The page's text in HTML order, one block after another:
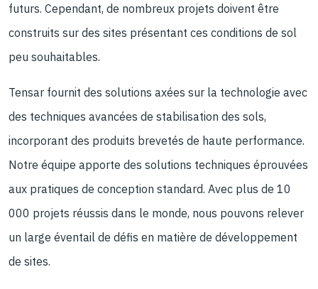
futurs. Cependant, de nombreux projets doivent être
construits sur des sites présentant ces conditions de sol
peu souhaitables.
Tensar fournit des solutions axées sur la technologie avec
des techniques avancées de stabilisation des sols,
incorporant des produits brevetés de haute performance.
Notre équipe apporte des solutions techniques éprouvées
aux pratiques de conception standard. Avec plus de 10
000 projets réussis dans le monde, nous pouvons relever
un large éventail de défis en matière de développement
de sites.